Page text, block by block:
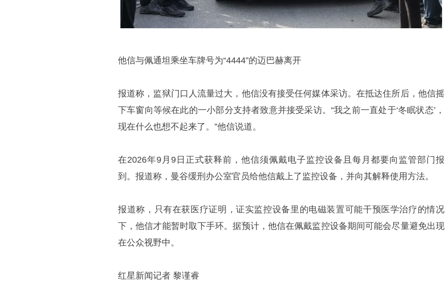
他信与佩通坦乘坐车牌号为“4444”的迈巴赫离开
报道称，监狱门口人流量过大，他信没有接受任何媒体采访。在抵达住所后，他信摇
下车窗向等候在此的一小部分支持者致意并接受采访。“我之前一直处于‘冬眠状态’，
现在什么也想不起来了。”他信说道。
在2026年9月9日正式获释前，他信须佩戴电子监控设备且每月都要向监管部门报
到。报道称，曼谷缓刑办公室官员给他信戴上了监控设备，并向其解释使用方法。
报道称，只有在获医疗证明，证实监控设备里的电磁装置可能干预医学治疗的情况
下，他信才能暂时取下手环。据预计，他信在佩戴监控设备期间可能会尽量避免出现
在公众视野中。
红星新闻记者 黎谨睿